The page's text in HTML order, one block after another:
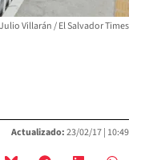
Villarán / El Salvador Times
Actualizado:23/02/17 | 10:49